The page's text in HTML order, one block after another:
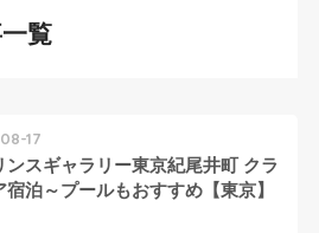
覧
17
ンスギャラリー東京紀尾井町 クラ
宿泊～プールもおすすめ【東京】